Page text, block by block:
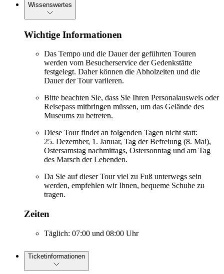
Wissenswertes
Wichtige Informationen
Das Tempo und die Dauer der geführten Touren
werden vom Besucherservice der Gedenkstätte
festgelegt. Daher können die Abholzeiten und die
Dauer der Tour variieren.
Bitte beachten Sie, dass Sie Ihren Personalausweis oder
Reisepass mitbringen müssen, um das Gelände des
Museums zu betreten.
Diese Tour findet an folgenden Tagen nicht statt:
25. Dezember, 1. Januar, Tag der Befreiung (8. Mai),
Ostersamstag nachmittags, Ostersonntag und am Tag
des Marsch der Lebenden.
Da Sie auf dieser Tour viel zu Fuß unterwegs sein
werden, empfehlen wir Ihnen, bequeme Schuhe zu
tragen.
Zeiten
Täglich: 07:00 und 08:00 Uhr
Ticketinformationen